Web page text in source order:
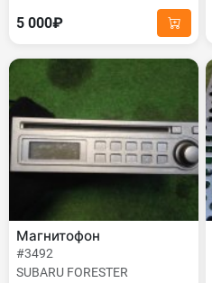
5 000₽
Магнитофон
#3492
SUBARU FORESTER